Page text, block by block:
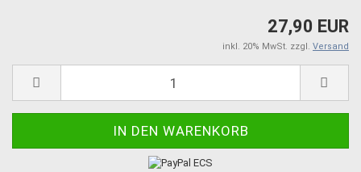
27,90 EUR
inkl. 20% MwSt. zzgl. Versand